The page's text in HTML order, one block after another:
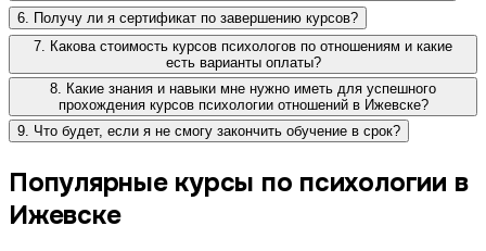
6. Получу ли я сертификат по завершению курсов?
7. Какова стоимость курсов психологов по отношениям и какие
есть варианты оплаты?
8. Какие знания и навыки мне нужно иметь для успешного
прохождения курсов психологии отношений в Ижевске?
9. Что будет, если я не смогу закончить обучение в срок?
Популярные курсы по психологии в
Ижевске